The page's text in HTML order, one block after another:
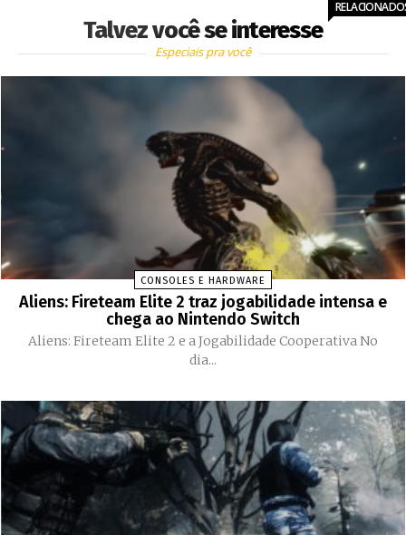
Talvez você se interesse
Especiais pra você
CONSOLES E HARDWARE
Aliens: Fireteam Elite 2 traz jogabilidade intensa e
chega ao Nintendo Switch
Aliens: Fireteam Elite 2 e a Jogabilidade Cooperativa No
dia...